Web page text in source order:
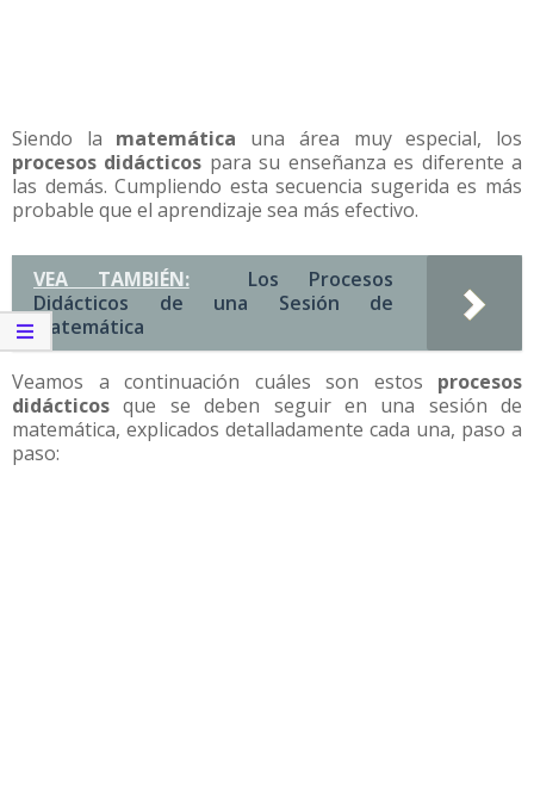
Siendo la matemática una área muy especial, los
procesos didácticos para su enseñanza es diferente a
las demás. Cumpliendo esta secuencia sugerida es más
probable que el aprendizaje sea más efectivo.
VEA TAMBIÉN:
Los Procesos
Didácticos de una Sesión de
Matemática
Veamos a continuación cuáles son estos procesos
didácticos que se deben seguir en una sesión de
matemática, explicados detalladamente cada una, paso a
paso: